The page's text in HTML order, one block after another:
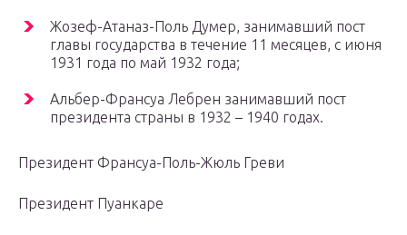
Жозеф-Атаназ-Поль Думер, занимавший пост
главы государства в течение 11 месяцев, с июня
1931 года по май 1932 года;
Альбер-Франсуа Лебрен занимавший пост
президента страны в 1932 – 1940 годах.
Президент Франсуа-Поль-Жюль Греви
Президент Пуанкаре